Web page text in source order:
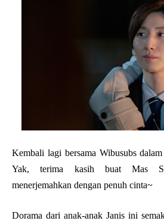
Kembali lagi bersama Wibusubs
Yak, terima kasih buat Mas
menerjemahkan dengan penuh cinta~
Dorama dari anak-anak Janis ini